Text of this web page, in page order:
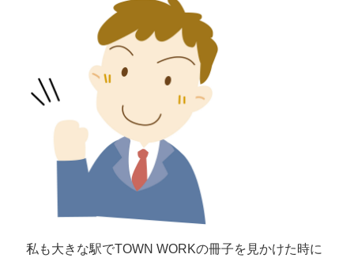
私も大きな駅でTOWN WORKの冊子を見かけた時に